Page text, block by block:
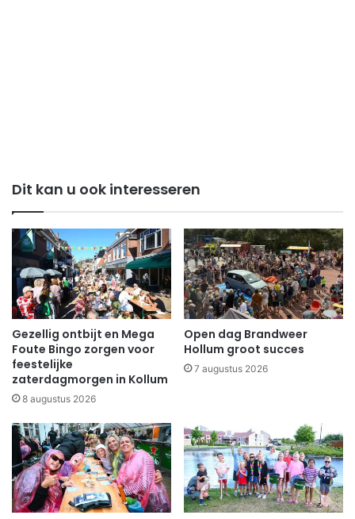
Dit kan u ook interesseren
Gezellig ontbijt en Mega
Foute Bingo zorgen voor
feestelijke
zaterdagmorgen in Kollum
8 augustus 2026
Open dag Brandweer
Hollum groot succes
7 augustus 2026